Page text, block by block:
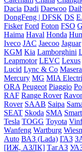
Dacia Dadi Daewoo
DongFeng | DFSK DS
Fisker Ford Foton FSO
Haima Haval Honda
Iveco JAC Jaecoo Jaguar
KGM Kia Lamborghini
Leapmotor LEVC Lexus
Lucid Lync & Co
Mercury MG MIA
ORA Peugeot Piaggio
RAF Range Rover
Rover SAAB Saipa
SEAT Skoda SMA Smart
Tesla TOGG Toyota
Wanfeng Wartburg
Auto ВАЗ (Lada) ГАЗ
[ИЖ, АЗЛК] ТагАЗ